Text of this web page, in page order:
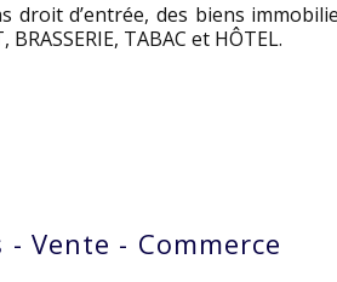
droit d’entrée, des biens
BRASSERIE, TABAC et HÔTEL.
- Vente - Commerce